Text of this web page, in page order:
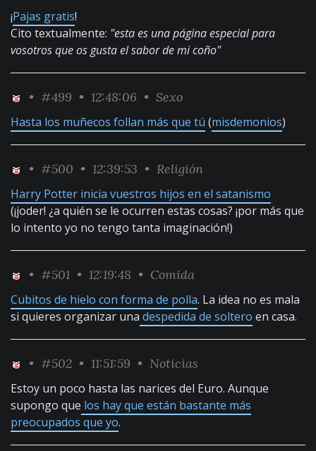
¡Pajas gratis!
Cito textualmente: "esta es una página especial para
vosotros que os gusta el sabor de mi coño"
• #499 • 12:48:06 • Sexo
Hasta los muñecos follan más que tú (misdemonios)
• #500 • 12:39:53 • Religión
Harry Potter inicia vuestros hijos en el satanismo
(¡joder! ¿a quién se le ocurren estas cosas? ¡por más que
lo intento yo no tengo tanta imaginación!)
• #501 • 12:19:48 • Comida
Cubitos de hielo con forma de polla. La idea no es mala
si quieres organizar una despedida de soltero en casa.
• #502 • 11:51:59 • Noticias
Estoy un poco hasta las narices del Euro. Aunque
supongo que los hay que están bastante más
preocupados que yo.